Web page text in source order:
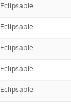
Eclipsable
Eclipsable
Eclipsable
Eclipsable
Eclipsable